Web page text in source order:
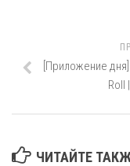
[Приложение
Roll
ЧИТАЙТЕ